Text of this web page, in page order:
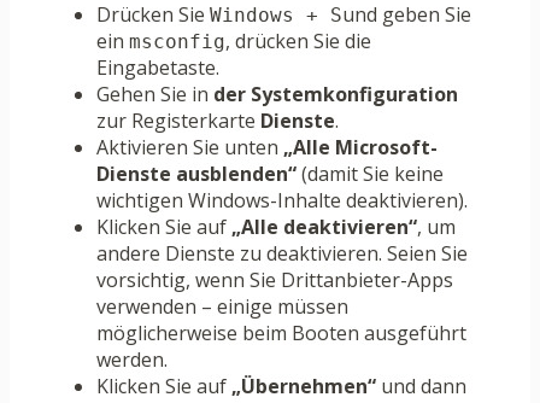
Drücken Sie Windows + Sund geben Sie
ein msconfig, drücken Sie die
Eingabetaste.
Gehen Sie in der Systemkonfiguration
zur Registerkarte Dienste.
Aktivieren Sie unten „Alle Microsoft-
Dienste ausblenden“(damit Sie keine
wichtigen Windows-Inhalte deaktivieren).
Klicken Sie auf „Alle deaktivieren“, um
andere Dienste zu deaktivieren. Seien Sie
vorsichtig, wenn Sie Drittanbieter-Apps
verwenden – einige müssen
möglicherweise beim Booten ausgeführt
werden.
Klicken Sie auf „Übernehmen“ und dann